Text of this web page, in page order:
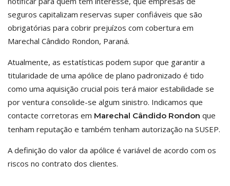
seguros capitalizam reservas super confiáveis que são
obrigatórias para cobrir prejuízos com cobertura em
Marechal Cândido Rondon, Paraná.
Atualmente, as estatísticas podem supor que garantir a
titularidade de uma apólice de plano padronizado é tido
como uma aquisição crucial pois terá maior estabilidade se
por ventura consolide-se algum sinistro. Indicamos que
contacte corretoras em Marechal Cândido Rondon que
tenham reputação e também tenham autorização na SUSEP.
A definição do valor da apólice é variável de acordo com os
riscos no contrato dos clientes.